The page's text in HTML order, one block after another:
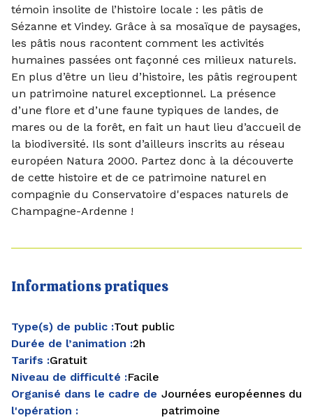
témoin insolite de l’histoire locale : les pâtis de
Sézanne et Vindey. Grâce à sa mosaïque de paysages,
les pâtis nous racontent comment les activités
humaines passées ont façonné ces milieux naturels.
En plus d’être un lieu d’histoire, les pâtis regroupent
un patrimoine naturel exceptionnel. La présence
d’une flore et d’une faune typiques de landes, de
mares ou de la forêt, en fait un haut lieu d’accueil de
la biodiversité. Ils sont d’ailleurs inscrits au réseau
européen Natura 2000. Partez donc à la découverte
de cette histoire et de ce patrimoine naturel en
compagnie du Conservatoire d'espaces naturels de
Champagne-Ardenne !
Informations pratiques
Type(s) de public :Tout public
Durée de l’animation :2h
Tarifs :Gratuit
Niveau de difficulté :Facile
Organisé dans le cadre de
l'opération :
Journées européennes du
patrimoine